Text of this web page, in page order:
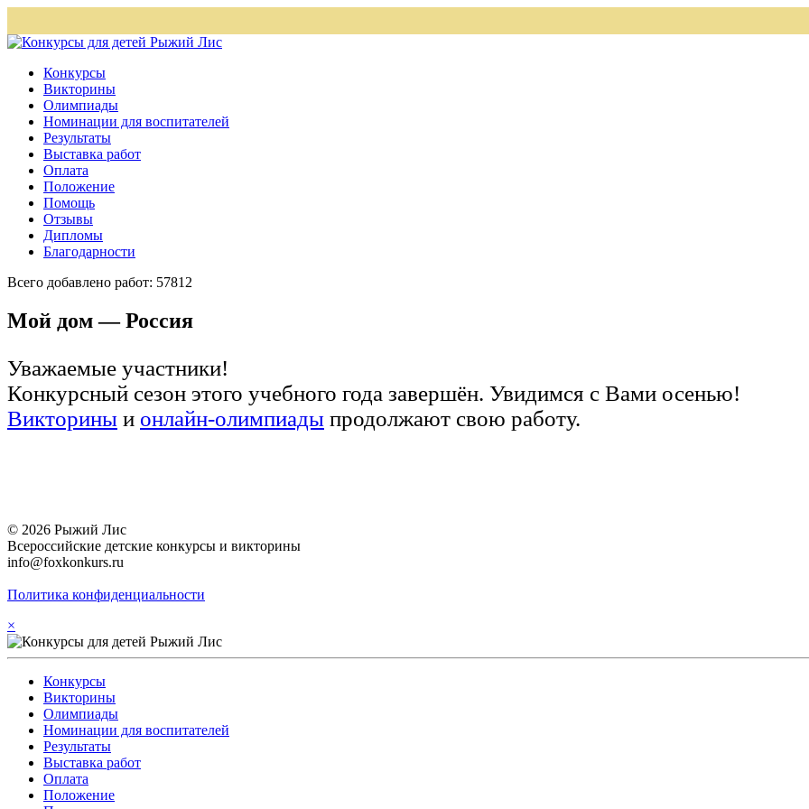
Конкурсы
Викторины
Олимпиады
Номинации для воспитателей
Результаты
Выставка работ
Оплата
Положение
Помощь
Отзывы
Дипломы
Благодарности
Всего добавлено работ: 57812
Мой дом — Россия
Уважаемые участники!
Конкурсный сезон этого учебного года завершён. Увидимся с Вами осенью!
Викторины и онлайн-олимпиады продолжают свою работу.
© 2026 Рыжий Лис
Всероссийские детские конкурсы и викторины
info@foxkonkurs.ru
Политика конфиденциальности
×
Конкурсы
Викторины
Олимпиады
Номинации для воспитателей
Результаты
Выставка работ
Оплата
Положение